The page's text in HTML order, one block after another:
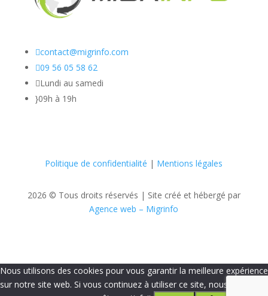
contact@migrinfo.com
09 56 05 58 62
Lundi au samedi
}09h à 19h
Politique de confidentialité | Mentions légales
2026 © Tous droits réservés | Site créé et hébergé par
Agence web – Migrinfo
Nous utilisons des cookies pour vous garantir la meilleure expérience
sur notre site web. Si vous continuez à utiliser ce site, nous